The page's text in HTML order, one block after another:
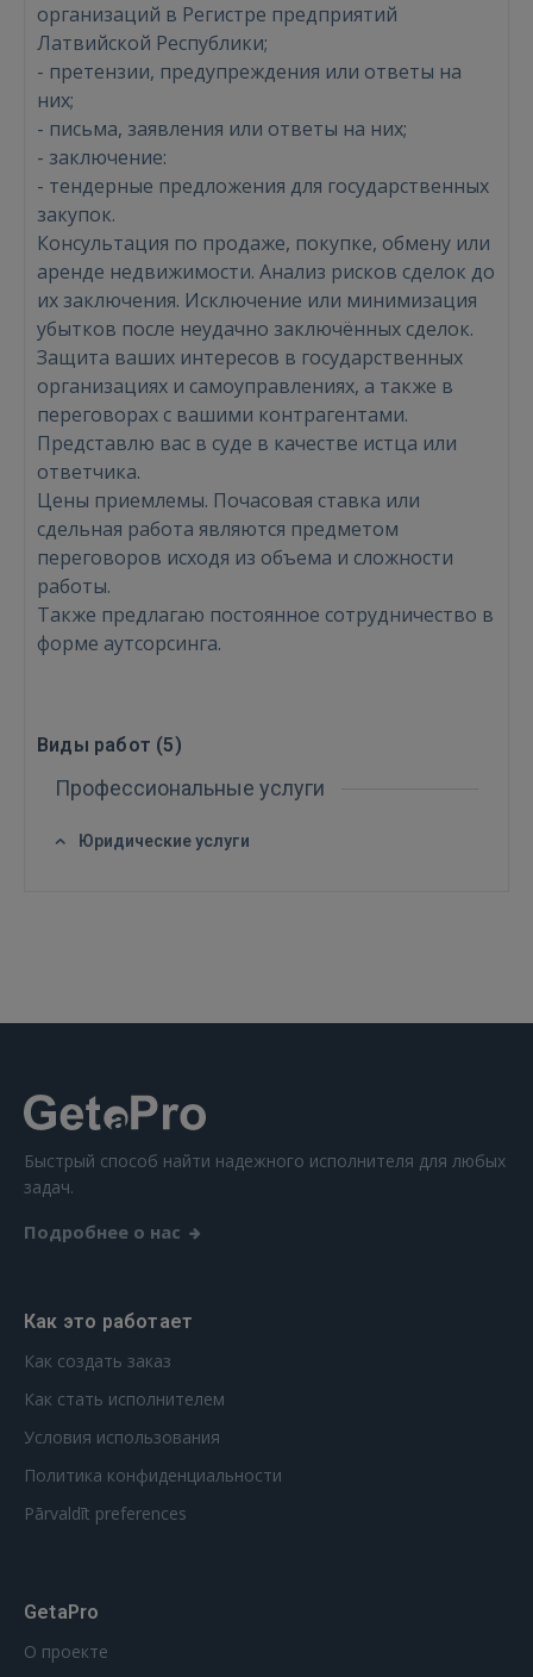
Войти
ВОЙТИ
Забыли пароль? Запомнить?
организаций в Регистре предприятий
Латвийской Республики;
- претензии, предупреждения или ответы на
них;
- письма, заявления или ответы на них;
- заключение:
- тендерные предложения для государственных
закупок.
Консультация по продаже, покупке, обмену или
аренде недвижимости. Анализ рисков сделок до
их заключения. Исключение или минимизация
убытков после неудачно заключённых сделок.
Защита ваших интересов в государственных
организациях и самоуправлениях, а также в
переговорах с вашими контрагентами.
Представлю вас в суде в качестве истца или
ответчика.
Цены приемлемы. Почасовая ставка или
сдельная работа являются предметом
переговоров исходя из объема и сложности
работы.
Также предлагаю постоянное сотрудничество в
форме аутсорсинга.
Виды работ (5)
Профессиональные услуги
Юридические услуги
Быстрый способ найти надежного исполнителя для любых
задач.
Подробнее о нас
Как это работает
Как создать заказ
Как стать исполнителем
Условия использования
Политика конфиденциальности
Pārvaldīt preferences
GetaPro
О проекте